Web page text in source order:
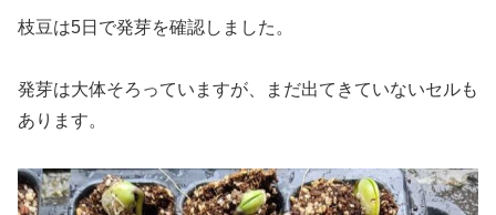
枝豆は5日で発芽を確認しました。
発芽は大体そろっていますが、まだ出てきていないセルも
あります。